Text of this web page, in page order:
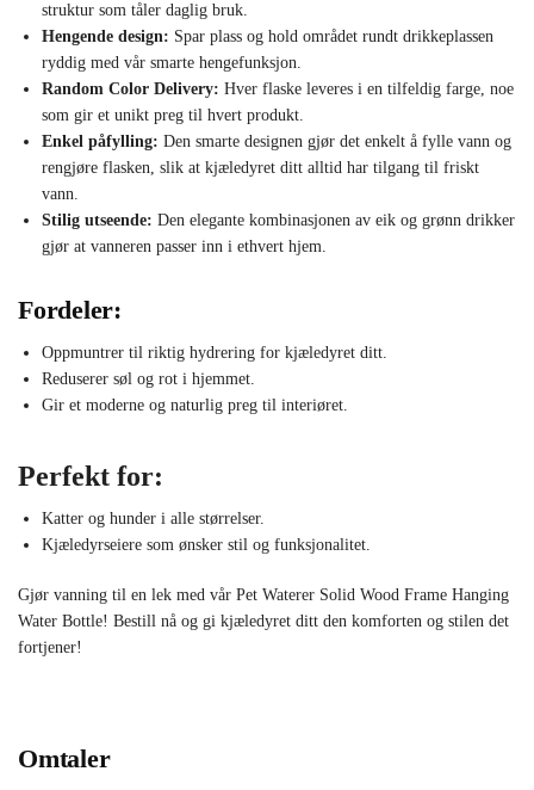
struktur som tåler daglig bruk.
Hengende design: Spar plass og hold området rundt drikkeplassen
ryddig med vår smarte hengefunksjon.
Random Color Delivery: Hver flaske leveres i en tilfeldig farge, noe
som gir et unikt preg til hvert produkt.
Enkel påfylling: Den smarte designen gjør det enkelt å fylle vann og
rengjøre flasken, slik at kjæledyret ditt alltid har tilgang til friskt
vann.
Stilig utseende: Den elegante kombinasjonen av eik og grønn drikker
gjør at vanneren passer inn i ethvert hjem.
Fordeler:
Oppmuntrer til riktig hydrering for kjæledyret ditt.
Reduserer søl og rot i hjemmet.
Gir et moderne og naturlig preg til interiøret.
Perfekt for:
Katter og hunder i alle størrelser.
Kjæledyrseiere som ønsker stil og funksjonalitet.
Gjør vanning til en lek med vår Pet Waterer Solid Wood Frame Hanging
Water Bottle! Bestill nå og gi kjæledyret ditt den komforten og stilen det
fortjener!
Omtaler